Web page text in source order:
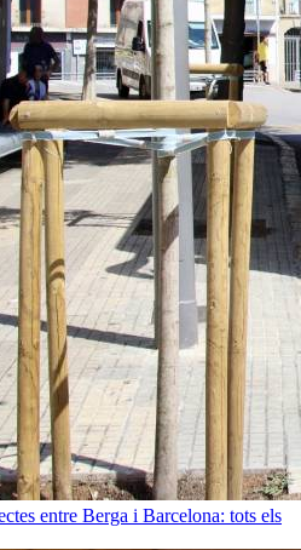
entre Berga i Barcelona: tots els